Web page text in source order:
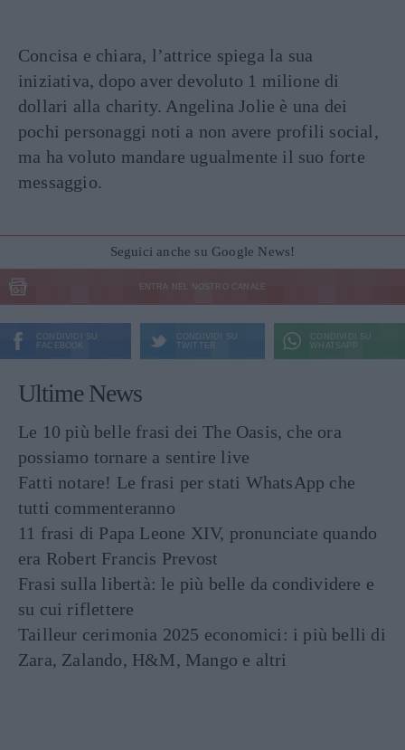
Concisa e chiara, l’attrice spiega la sua
iniziativa, dopo aver devoluto 1 milione di
dollari alla charity. Angelina Jolie è una dei
pochi personaggi noti a non avere profili social,
ma ha voluto mandare ugualmente il suo forte
messaggio.
Seguici anche su Google News!
ENTRA NEL NOSTRO CANALE
CONDIVIDI SU
FACEBOOK
CONDIVIDI SU
TWITTER
CONDIVIDI SU
WHATSAPP
Ultime News
Le 10 più belle frasi dei The Oasis, che ora
possiamo tornare a sentire live
Fatti notare! Le frasi per stati WhatsApp che
tutti commenteranno
11 frasi di Papa Leone XIV, pronunciate quando
era Robert Francis Prevost
Frasi sulla libertà: le più belle da condividere e
su cui riflettere
Tailleur cerimonia 2025 economici: i più belli di
Zara, Zalando, H&M, Mango e altri